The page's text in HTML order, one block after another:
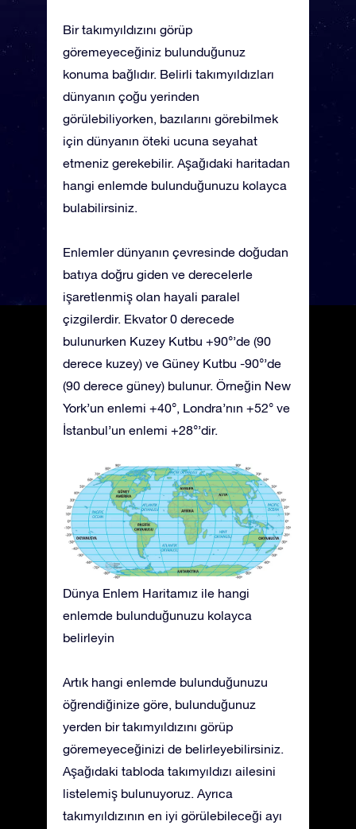
Bir takımyıldızını görüp
göremeyeceğiniz bulunduğunuz
konuma bağlıdır. Belirli takımyıldızları
dünyanın çoğu yerinden
görülebiliyorken, bazılarını görebilmek
için dünyanın öteki ucuna seyahat
etmeniz gerekebilir. Aşağıdaki haritadan
hangi enlemde bulunduğunuzu kolayca
bulabilirsiniz.
Enlemler dünyanın çevresinde doğudan
batıya doğru giden ve derecelerle
işaretlenmiş olan hayali paralel
çizgilerdir. Ekvator 0 derecede
bulunurken Kuzey Kutbu +90°’de (90
derece kuzey) ve Güney Kutbu -90°’de
(90 derece güney) bulunur. Örneğin New
York’un enlemi +40°, Londra’nın +52° ve
İstanbul’un enlemi +28°’dir.
Dünya Enlem Haritamız ile hangi
enlemde bulunduğunuzu kolayca
belirleyin
Artık hangi enlemde bulunduğunuzu
öğrendiğinize göre, bulunduğunuz
yerden bir takımyıldızını görüp
göremeyeceğinizi de belirleyebilirsiniz.
Aşağıdaki tabloda takımyıldızı ailesini
listelemiş bulunuyoruz. Ayrıca
takımyıldızının en iyi görülebileceği ayı